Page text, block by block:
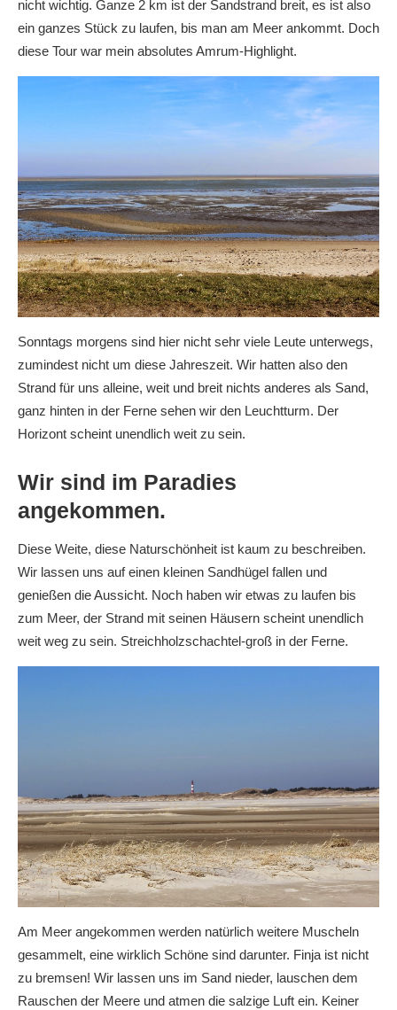
nicht wichtig. Ganze 2 km ist der Sandstrand breit, es ist also
ein ganzes Stück zu laufen, bis man am Meer ankommt. Doch
diese Tour war mein absolutes Amrum-Highlight.
Sonntags morgens sind hier nicht sehr viele Leute unterwegs,
zumindest nicht um diese Jahreszeit. Wir hatten also den
Strand für uns alleine, weit und breit nichts anderes als Sand,
ganz hinten in der Ferne sehen wir den Leuchtturm. Der
Horizont scheint unendlich weit zu sein.
Wir sind im Paradies
angekommen.
Diese Weite, diese Naturschönheit ist kaum zu beschreiben.
Wir lassen uns auf einen kleinen Sandhügel fallen und
genießen die Aussicht. Noch haben wir etwas zu laufen bis
zum Meer, der Strand mit seinen Häusern scheint unendlich
weit weg zu sein. Streichholzschachtel-groß in der Ferne.
Am Meer angekommen werden natürlich weitere Muscheln
gesammelt, eine wirklich Schöne sind darunter. Finja ist nicht
zu bremsen! Wir lassen uns im Sand nieder, lauschen dem
Rauschen der Meere und atmen die salzige Luft ein. Keiner